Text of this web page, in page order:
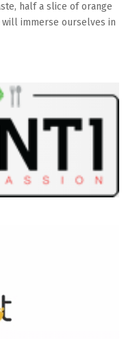
half a slice of orange
immerse ourselves in